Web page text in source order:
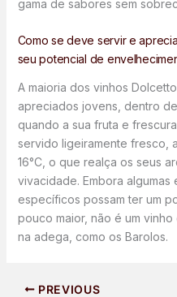
gama de sabores sem
Como se deve servir e
seu potencial de
A maioria dos vinhos
apreciados jovens, dentro
quando a sua fruta e
servido ligeiramente fresco,
16°C, o que realça os seus
vivacidade. Embora
específicos possam ter um
pouco maior, não é um
na adega, como os Barolos.
PREVIOUS